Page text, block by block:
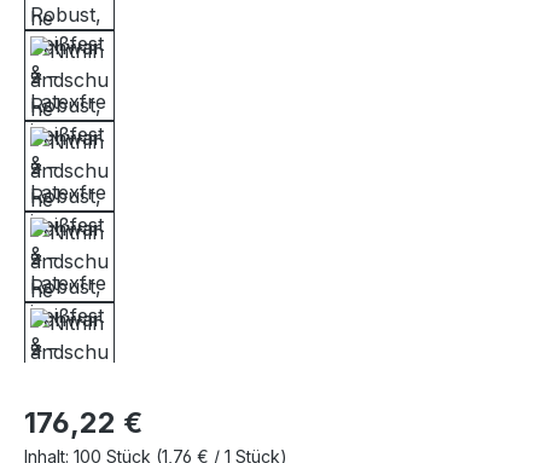
Regulärer Preis:
176,22 €
Inhalt: 100 Stück (1,76 € / 1 Stück)